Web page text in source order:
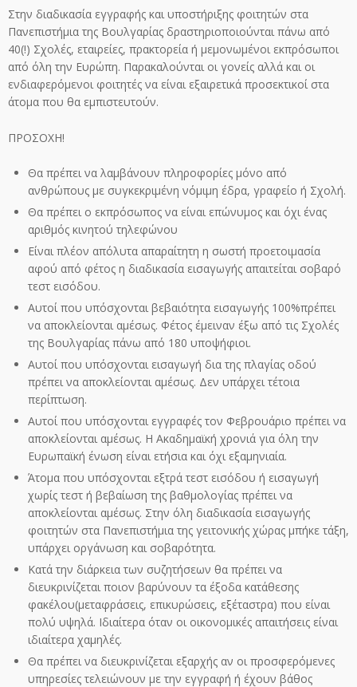
Στην διαδικασία εγγραφής και υποστήριξης φοιτητών στα
Πανεπιστήμια της Βουλγαρίας δραστηριοποιούνται πάνω από
40(!) Σχολές, εταιρείες, πρακτορεία ή μεμονωμένοι εκπρόσωποι
από όλη την Ευρώπη. Παρακαλούνται οι γονείς αλλά και οι
ενδιαφερόμενοι φοιτητές να είναι εξαιρετικά προσεκτικοί στα
άτομα που θα εμπιστευτούν.
ΠΡΟΣΟΧΗ!
Θα πρέπει να λαμβάνουν πληροφορίες μόνο από
ανθρώπους με συγκεκριμένη νόμιμη έδρα, γραφείο ή Σχολή.
Θα πρέπει ο εκπρόσωπος να είναι επώνυμος και όχι ένας
αριθμός κινητού τηλεφώνου
Είναι πλέον απόλυτα απαραίτητη η σωστή προετοιμασία
αφού από φέτος η διαδικασία εισαγωγής απαιτείται σοβαρό
τεστ εισόδου.
Αυτοί που υπόσχονται βεβαιότητα εισαγωγής 100%πρέπει
να αποκλείονται αμέσως. Φέτος έμειναν έξω από τις Σχολές
της Βουλγαρίας πάνω από 180 υποψήφιοι.
Αυτοί που υπόσχονται εισαγωγή δια της πλαγίας οδού
πρέπει να αποκλείονται αμέσως. Δεν υπάρχει τέτοια
περίπτωση.
Αυτοί που υπόσχονται εγγραφές τον Φεβρουάριο πρέπει να
αποκλείονται αμέσως. Η Ακαδημαϊκή χρονιά για όλη την
Ευρωπαϊκή ένωση είναι ετήσια και όχι εξαμηνιαία.
Άτομα που υπόσχονται εξτρά τεστ εισόδου ή εισαγωγή
χωρίς τεστ ή βεβαίωση της βαθμολογίας πρέπει να
αποκλείονται αμέσως. Στην όλη διαδικασία εισαγωγής
φοιτητών στα Πανεπιστήμια της γειτονικής χώρας μπήκε τάξη,
υπάρχει οργάνωση και σοβαρότητα.
Κατά την διάρκεια των συζητήσεων θα πρέπει να
διευκρινίζεται ποιον βαρύνουν τα έξοδα κατάθεσης
φακέλου(μεταφράσεις, επικυρώσεις, εξέταστρα) που είναι
πολύ υψηλά. Ιδιαίτερα όταν οι οικονομικές απαιτήσεις είναι
ιδιαίτερα χαμηλές.
Θα πρέπει να διευκρινίζεται εξαρχής αν οι προσφερόμενες
υπηρεσίες τελειώνουν με την εγγραφή ή έχουν βάθος